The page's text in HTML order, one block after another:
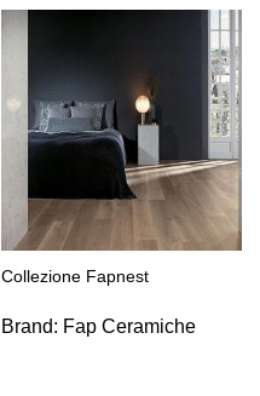
Collezione Fapnest
Brand: Fap Ceramiche